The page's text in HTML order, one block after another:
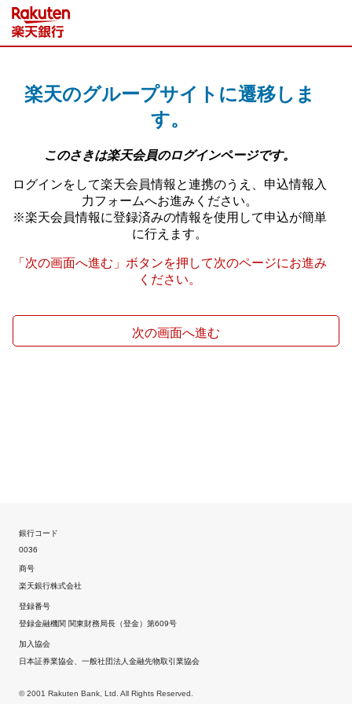
次の画面へ進む
銀行コード
0036
商号
楽天銀行株式会社
登録番号
登録金融機関 関東財務局長（登金）第609号
加入協会
日本証券業協会、一般社団法人金融先物取引業協会
© 2001 Rakuten Bank, Ltd. All Rights Reserved.